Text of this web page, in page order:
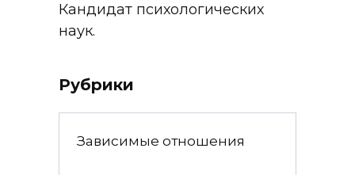
Кандидат психологических
наук.
Рубрики
Зависимые отношения